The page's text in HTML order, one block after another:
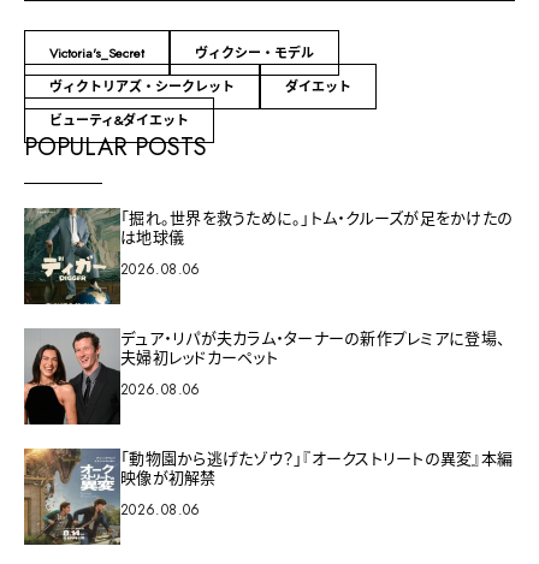
Victoria's_Secret
ヴィクシー・モデル
ヴィクトリアズ・シークレット
ダイエット
ビューティ&ダイエット
POPULAR POSTS
「掘れ。世界を救うために。」トム・クルーズが足をかけたの
は地球儀
2026.08.06
デュア・リパが夫カラム・ターナーの新作プレミアに登場、
夫婦初レッドカーペット
2026.08.06
「動物園から逃げたゾウ？」『オークストリートの異変』本編
映像が初解禁
2026.08.06